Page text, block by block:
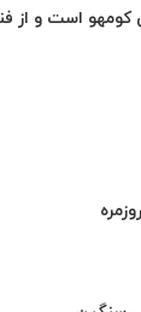
کومهو است و از